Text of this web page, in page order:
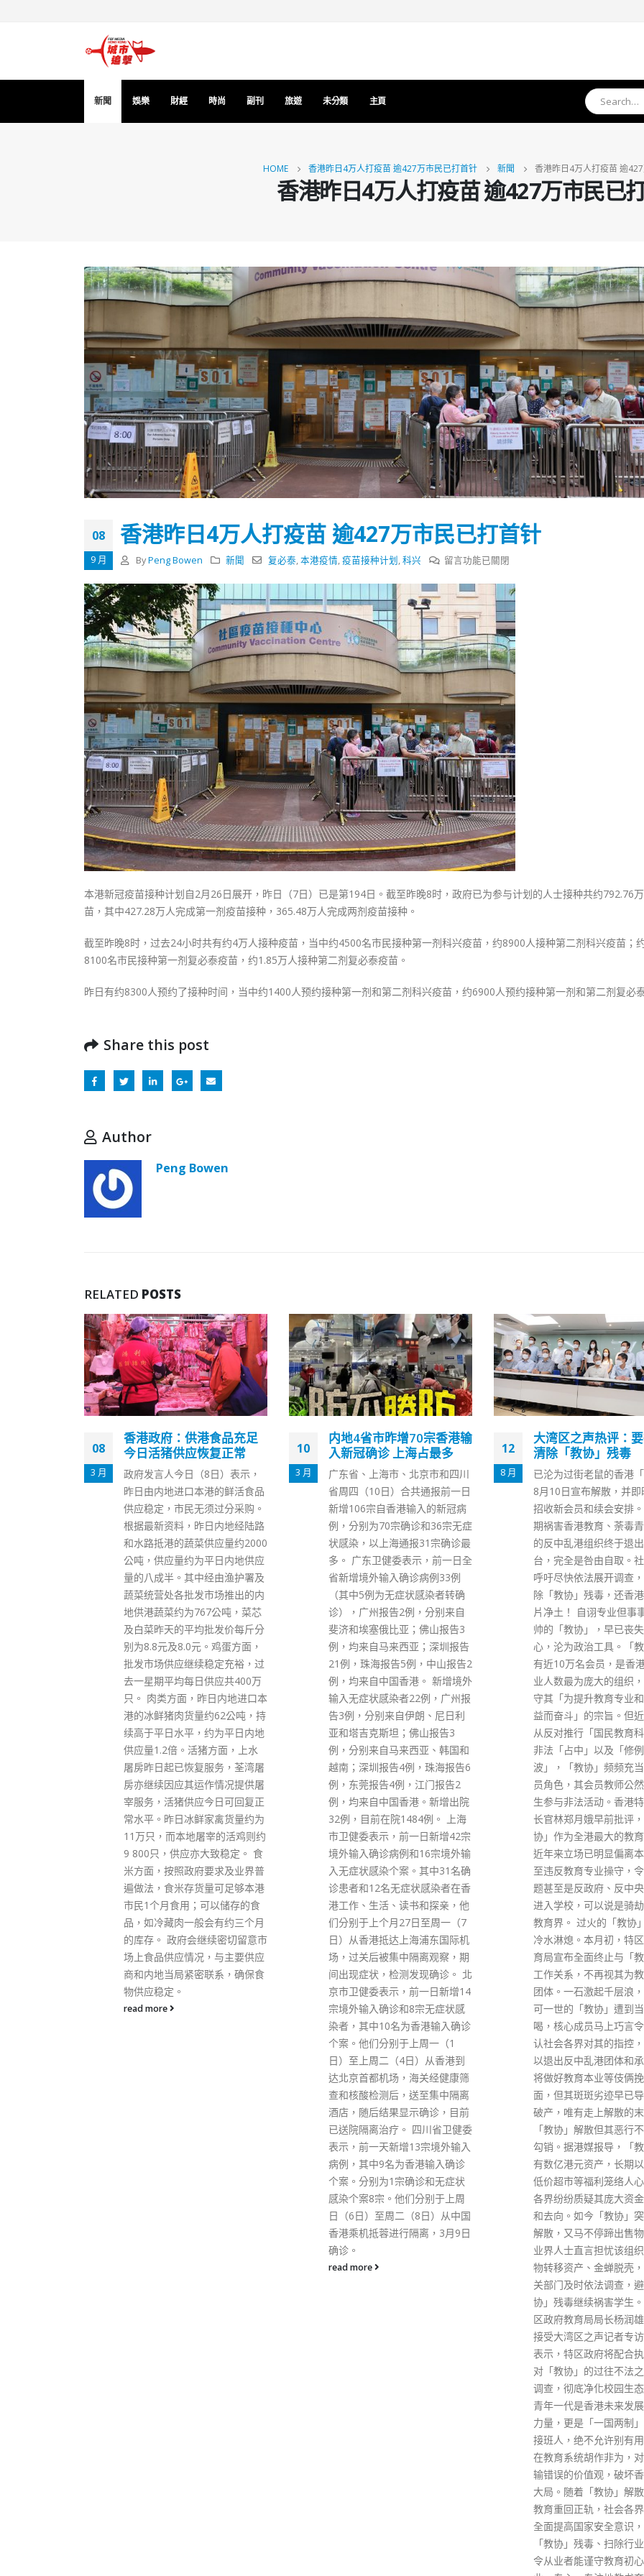
新聞 娛樂 財經 時尚 副刊 旅遊 未分類 主頁
HOME 香港昨日4万人打疫苗 逾427万市民已打首针 新聞 香港昨日4万人打疫苗 逾
香港昨日4万人打疫苗 逾427万市民已
08
9 月
香港昨日4万人打疫苗 逾427万市民已打首针
By Peng Bowen 新聞 复必泰,本港疫情,疫苗接种计划,科兴
在
港
日
4
万
打
苗
逾
427
万
市
民
已
打
首
针〉
留言功能已關閉
本港新冠疫苗接种计划自2月26日展开，昨日（7日）已是第194日。截至昨晚8时，政府已为参与计划的人士接种共约792.76
苗，其中427.28万人完成第一剂疫苗接种，365.48万人完成两剂疫苗接种。
截至昨晚8时，过去24小时共有约4万人接种疫苗，当中约4500名市民接种第一剂科兴疫苗，约8900人接种第二剂科兴疫苗；
8100名市民接种第一剂复必泰疫苗，约1.85万人接种第二剂复必泰疫苗。
昨日有约8300人预约了接种时间，当中约1400人预约接种第一剂和第二剂科兴疫苗，约6900人预约接种第一剂和第二剂复必
Share this post
Author
Peng Bowen
RELATED POSTS
10
3 月
内地4省市昨增70宗香港输
入新冠确诊 上海占最多
广东省、上海市、北京市和四川
省周四（10日）合共通报前一日
新增106宗自香港输入的新冠病
例，分别为70宗确诊和36宗无症
状感染，以上海通报31宗确诊最
多。 广东卫健委表示，前一日全
省新增境外输入确诊病例33例
（其中5例为无症状感染者转确
诊），广州报告2例，分别来自
斐济和埃塞俄比亚；佛山报告3
例，均来自马来西亚；深圳报告
21例，珠海报告5例，中山报告2
例，均来自中国香港。 新增境外
输入无症状感染者22例，广州报
告3例，分别来自伊朗、尼日利
亚和塔吉克斯坦；佛山报告3
例，分别来自马来西亚、韩国和
越南；深圳报告4例，珠海报告6
例，东莞报告4例，江门报告2
例，均来自中国香港。新增出院
32例，目前在院1484例。 上海
市卫健委表示，前一日新增42宗
境外输入确诊病例和16宗境外输
入无症状感染个案。其中31名确
诊患者和12名无症状感染者在香
港工作、生活、读书和探亲，他
们分别于上个月27日至周一（7
日）从香港抵达上海浦东国际机
场，过关后被集中隔离观察，期
间出现症状，检测发现确诊。 北
京市卫健委表示，前一日新增14
宗境外输入确诊和8宗无症状感
12
8 月
大湾区之声热评：要彻底
清除「教协」残毒
已沦为过街老鼠的香港「教协」
8月10日宣布解散，并即时停止
招收新会员和续会安排。这个长
期祸害香港教育、荼毒青年学生
的反中乱港组织终于退出历史舞
台，完全是咎由自取。社会各界
呼吁尽快依法展开调查，彻底清
除「教协」残毒，还香港教育一
片净土！ 自诩专业但事事政治挂
帅的「教协」，早已丧失教育初
心，沦为政治工具。「教协」拥
有近10万名会员，是香港教育行
业人数最为庞大的组织，理应坚
守其「为提升教育专业和教师权
益而奋斗」的宗旨。但近年来，
从反对推行「国民教育科」，到
非法「占中」以及「修例风
波」，「教协」频频充当政治动
员角色，其会员教师公然鼓动学
生参与非法活动。香港特区行政
长官林郑月娥早前批评，「教
协」作为全港最大的教育组织，
近年来立场已明显偏离本职，甚
至违反教育专业操守，令政治问
题甚至是反政府、反中央的情绪
进入学校，可以说是骑劫了整个
教育界。 过火的「教协」终于被
冷水淋熄。本月初，特区政府教
育局宣布全面终止与「教协」的
工作关系，不再视其为教育专业
团体。一石激起千层浪，曾经不
可一世的「教协」遭到当头棒
喝，核心成员马上巧言令色地否
认社会各界对其的指控，又试图
以退出反中乱港团体和承诺今后
将做好教育本业等伎俩挽回局
面，但其斑斑劣迹早已导致信用
破产，唯有走上解散的末路。
「教协」解散但其恶行不能一笔
勾销。据港媒报导，「教协」拥
有数亿港元资产，长期以来通过
低价超市等福利笼络人心，社会
各界纷纷质疑其庞大资金的来源
和去向。如今「教协」突然宣布
解散，又马不停蹄出售物业，有
业界人士直言担忧该组织核心人
物转移资产、金蝉脱壳，呼吁相
24
2 月
黎智英与6壹传媒高
国安法 押后3月再讯
正在赤柱监狱服刑的壹
英，现已就4宗未经批准
被定罪，共被判监20个
司缠身的他仍要面对其
案，他与另外6名壹传媒
果日报》高层涉嫌违反
安法》，各被控1项串谋
国或者境外势力危害国
罪，以及1项串谋刊印、
邀约发售、分发、展示
动刊物罪。黎智英另被
结外国或境外势力危害
全、及另1项串谋勾结外
外势力危害国家安全，
4项控罪。案件今天（24
西九龙裁判法院再提讯
理总裁判官罗德泉处理
程序。案件押后至3月10
作提讯日，续处理交付
原讼庭审讯的程序；7名
押的被告，今天没有到
提讯的7名被告，包括黎
（74岁）、壹传媒前行
剑虹（59岁）、前《苹
副社长陈沛敏（女，51
编辑罗伟光（47岁）、
辑林文宗（51岁）、主
（笔名卢峰，57岁）和
奇（笔名李平，55岁）
今天由资深大律师邓乐
控方则由律政司署理助
控专员张卓勤代表。 7
一项串谋刊印、发布、
售、分发、展示或复制
罪，控他们于2019年4
2021年6月24日期间，
报有限公司、苹果日报
公司、苹果日报互联网
司，及其他人，串谋刊
布、邀约发售、分发、
制煽动刊物，具意图引
特区政府及香港司法的
视、或激起对上述两者
激起居民企图不循合法
致改变其他在香港依法
项，及引发香港居民间
离叛，及煽惑他人使用
怂使他人不守法或不服
令。 7名被告均被控的1
勾结外国或者境外势力
安全罪则指，7人于
日至2021年6月24日期
果日报有限公司、苹果
有限公司、苹果日报互
公司，及其他人一同串
外国或境外机构、组织
施制裁、封锁香港特区
74岁的黎智英除面对上
另被控1项勾结外国或境
危害国家安全罪，及1项
结外国或境外势力危害
罪，合共4项控罪。前者
2020年7月1日至12月1
请求外国或境外机构、
香港全港各区工商联永远名誉
会长吴锡有出席2023首届中国
(深圳)乡村振兴产业博览会开幕
式
2023-12-18
向均羚：打破美西方政治破壞 積極投入
1210區議會選舉
2023-12-02
選舉日踴躍投票
2023-11-30
選舉日踴躍投票 文: 朱家健
2023-11-30
抹黑候選人涉選舉舞弊 文: 朱家健
2023-11-30
香港公院探访明起无须预约一
图睇清最新安排
2023-01-31
式
2023-12-18
向均羚：打破美西方政治破壞 積
1210區議會選舉
2023-12-02
選舉日踴躍投票
2023-11-30